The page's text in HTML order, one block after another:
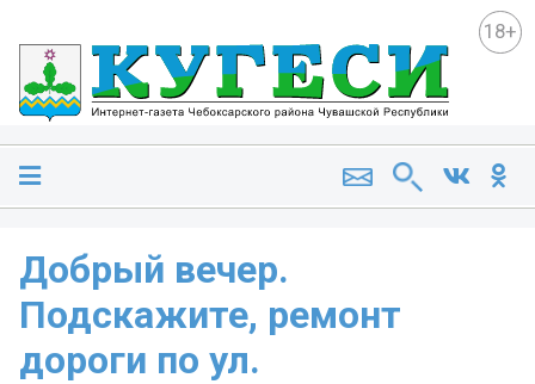
18+
Добрый вечер.
Подскажите, ремонт
дороги по ул.